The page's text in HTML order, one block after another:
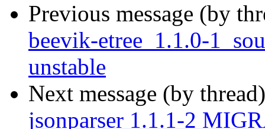
Previous message (by
beevik-etree_1.1.0-
unstable
Next message (by
jsonparser 1.1.1-2